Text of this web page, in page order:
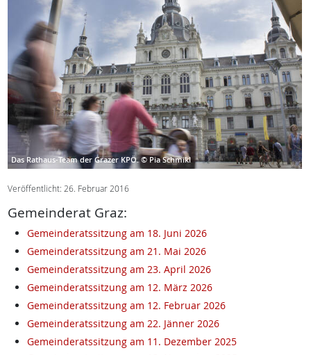
Das Rathaus-Team der Grazer KPÖ.© Pia Schmikl
Veröffentlicht: 26. Februar 2016
Gemeinderat Graz:
Gemeinderatssitzung am 18. Juni 2026
Gemeinderatssitzung am 21. Mai 2026
Gemeinderatssitzung am 23. April 2026
Gemeinderatssitzung am 12. März 2026
Gemeinderatssitzung am 12. Februar 2026
Gemeinderatssitzung am 22. Jänner 2026
Gemeinderatssitzung am 11. Dezember 2025